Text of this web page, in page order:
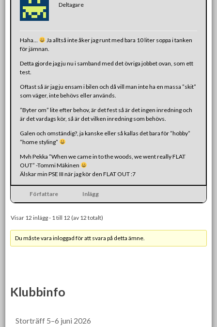
Deltagare
Haha…
Ja alltså inte åker jag runt med bara 10 liter soppa i tanken
för jämnan.
Detta gjorde jag ju nu i samband med det övriga jobbet ovan, som ett
test.
Oftast så är jag ju ensam i bilen och då vill man inte ha en massa ”skit”
som väger, inte behövs eller används.
”Byter om” lite efter behov, är det fest så är det ingen inredning och
är det vardags kör, så är det vilken inredning som behövs.
Galen och omständig?, ja kanske eller så kallas det bara för ”hobby”
”home styling”
Mvh Pekka ”When we came in to the woods, we went really FLAT
OUT” -Tommi Mäkinen
Älskar min PSE III när jag kör den FLAT OUT :7
Författare Inlägg
Visar 12 inlägg - 1 till 12 (av 12 totalt)
Du måste vara inloggad för att svara på detta ämne.
Klubbinfo
Storträff 5–6 juni 2026